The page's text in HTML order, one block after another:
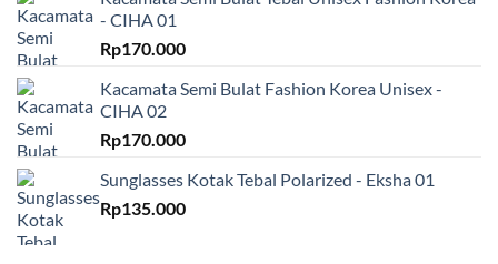
- CIHA 01
Rp170.000
Kacamata Semi Bulat Fashion Korea Unisex -
CIHA 02
Rp170.000
Sunglasses Kotak Tebal Polarized - Eksha 01
Rp135.000